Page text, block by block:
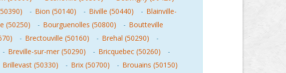
- Bion (50140) - Biville (50440) - Blainville-
(50250) - Bourguenolles (50800) - Boutteville
- Brectouville (50160) - Brehal (50290)
-
- Breville-sur-mer (50290) - Bricquebec (50260)
-
Brillevast (50330) - Brix (50700) - Brouains (50150)